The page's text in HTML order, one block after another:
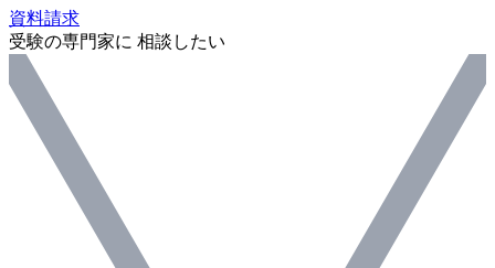
資料請求
受験の専門家に 相談したい